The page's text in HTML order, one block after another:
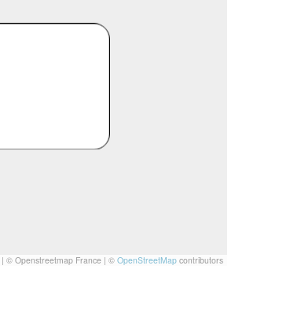
| © Openstreetmap France | © OpenStreetMap contributors